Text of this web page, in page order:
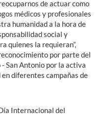
de actuar como
médicos y profesionales
humanidad a la hora de
social y
quienes la requieran”,
por parte del
San Antonio por la activa
diferentes campañas de
Internacional del